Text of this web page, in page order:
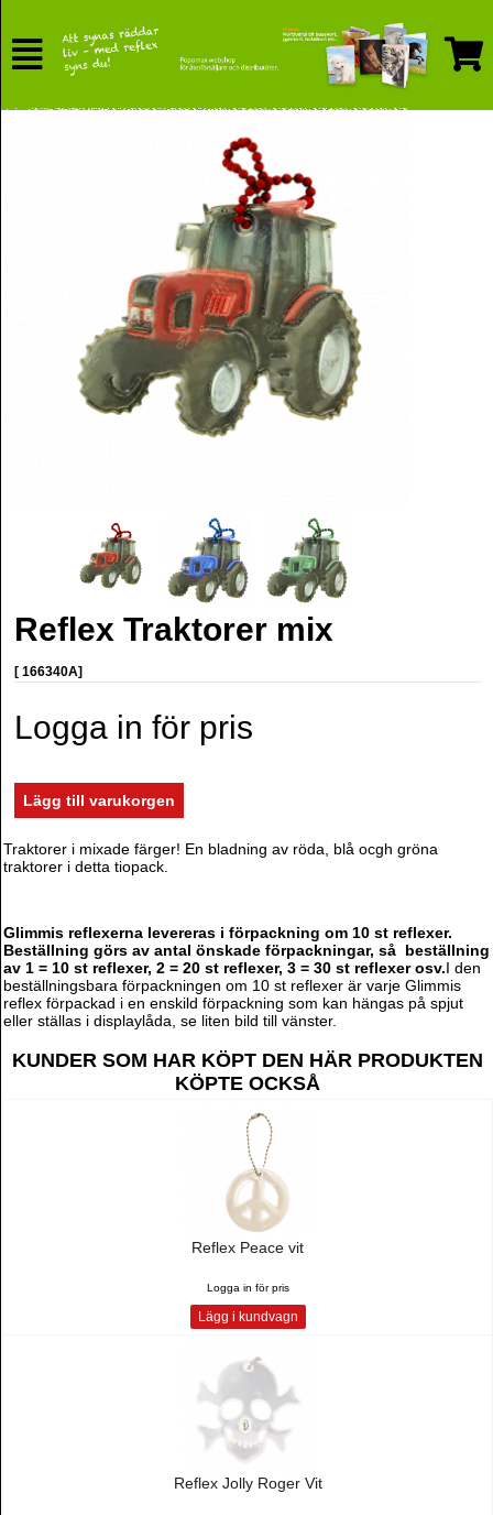
Reflex Traktorer mix
[ 166340A]
Logga in för pris
Traktorer i mixade färger! En bladning av röda, blå ocgh gröna
traktorer i detta tiopack.
Glimmis reflexerna levereras i förpackning om 10 st reflexer.
Beställning görs av antal önskade förpackningar, så beställning
av 1 = 10 st reflexer, 2 = 20 st reflexer, 3 = 30 st reflexer osv.I den
beställningsbara förpackningen om 10 st reflexer är varje Glimmis
reflex förpackad i en enskild förpackning som kan hängas på spjut
eller ställas i displaylåda, se liten bild till vänster.
KUNDER SOM HAR KÖPT DEN HÄR PRODUKTEN
KÖPTE OCKSÅ
Reflex Peace vit
Logga in för pris
Lägg i kundvagn
Reflex Jolly Roger Vit